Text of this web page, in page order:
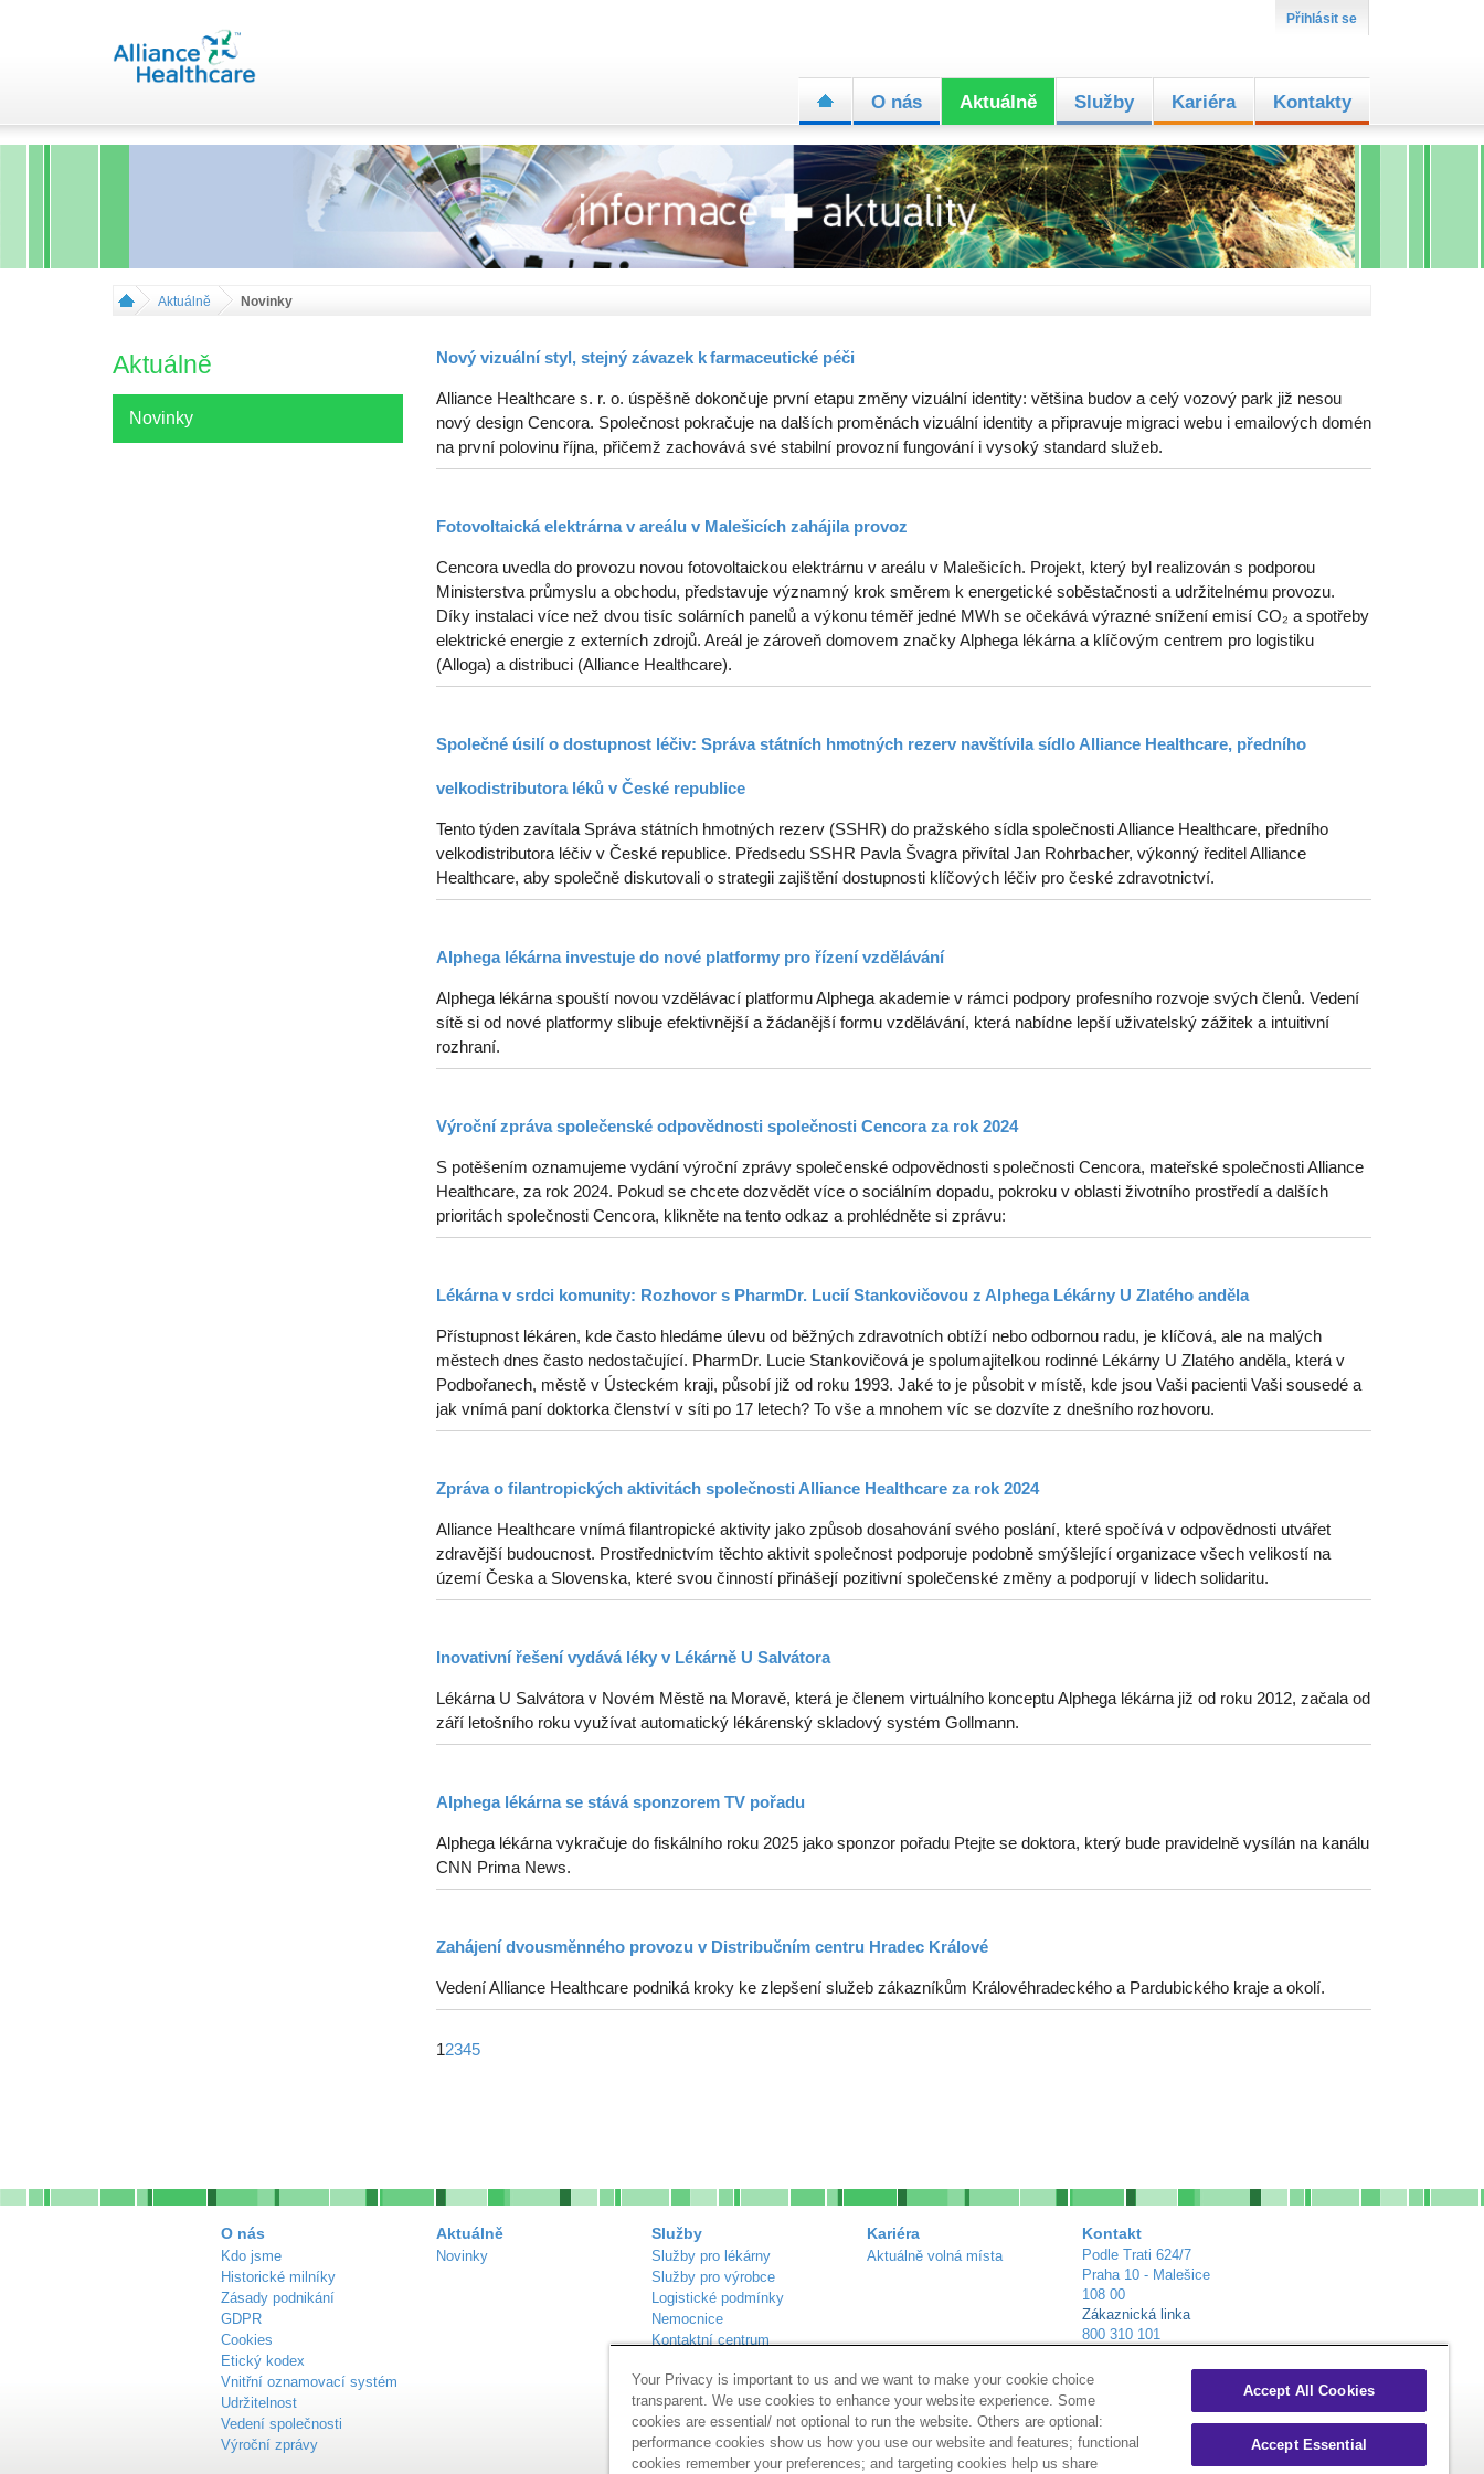
Přihlásit se
O nás Aktuálně Služby Kariéra Kontakty
Aktuálně Novinky
Aktuálně
Novinky
Nový vizuální styl, stejný závazek k farmaceutické péči
Alliance Healthcare s. r. o. úspěšně dokončuje první etapu změny vizuální identity: většina budov a celý vozový park již nesou
nový design Cencora. Společnost pokračuje na dalších proměnách vizuální identity a připravuje migraci webu i emailových domén
na první polovinu října, přičemž zachovává své stabilní provozní fungování i vysoký standard služeb.
Fotovoltaická elektrárna v areálu v Malešicích zahájila provoz
Cencora uvedla do provozu novou fotovoltaickou elektrárnu v areálu v Malešicích. Projekt, který byl realizován s podporou
Ministerstva průmyslu a obchodu, představuje významný krok směrem k energetické soběstačnosti a udržitelnému provozu.
Díky instalaci více než dvou tisíc solárních panelů a výkonu téměř jedné MWh se očekává výrazné snížení emisí CO₂ a spotřeby
elektrické energie z externích zdrojů. Areál je zároveň domovem značky Alphega lékárna a klíčovým centrem pro logistiku
(Alloga) a distribuci (Alliance Healthcare).
Společné úsilí o dostupnost léčiv: Správa státních hmotných rezerv navštívila sídlo Alliance Healthcare, předního
velkodistributora léků v České republice
Tento týden zavítala Správa státních hmotných rezerv (SSHR) do pražského sídla společnosti Alliance Healthcare, předního
velkodistributora léčiv v České republice. Předsedu SSHR Pavla Švagra přivítal Jan Rohrbacher, výkonný ředitel Alliance
Healthcare, aby společně diskutovali o strategii zajištění dostupnosti klíčových léčiv pro české zdravotnictví.
Alphega lékárna investuje do nové platformy pro řízení vzdělávání
Alphega lékárna spouští novou vzdělávací platformu Alphega akademie v rámci podpory profesního rozvoje svých členů. Vedení
sítě si od nové platformy slibuje efektivnější a žádanější formu vzdělávání, která nabídne lepší uživatelský zážitek a intuitivní
rozhraní.
Výroční zpráva společenské odpovědnosti společnosti Cencora za rok 2024
S potěšením oznamujeme vydání výroční zprávy společenské odpovědnosti společnosti Cencora, mateřské společnosti Alliance
Healthcare, za rok 2024. Pokud se chcete dozvědět více o sociálním dopadu, pokroku v oblasti životního prostředí a dalších
prioritách společnosti Cencora, klikněte na tento odkaz a prohlédněte si zprávu:
Lékárna v srdci komunity: Rozhovor s PharmDr. Lucií Stankovičovou z Alphega Lékárny U Zlatého anděla
Přístupnost lékáren, kde často hledáme úlevu od běžných zdravotních obtíží nebo odbornou radu, je klíčová, ale na malých
městech dnes často nedostačující. PharmDr. Lucie Stankovičová je spolumajitelkou rodinné Lékárny U Zlatého anděla, která v
Podbořanech, městě v Ústeckém kraji, působí již od roku 1993. Jaké to je působit v místě, kde jsou Vaši pacienti Vaši sousedé a
jak vnímá paní doktorka členství v síti po 17 letech? To vše a mnohem víc se dozvíte z dnešního rozhovoru.
Zpráva o filantropických aktivitách společnosti Alliance Healthcare za rok 2024
Alliance Healthcare vnímá filantropické aktivity jako způsob dosahování svého poslání, které spočívá v odpovědnosti utvářet
zdravější budoucnost. Prostřednictvím těchto aktivit společnost podporuje podobně smýšlející organizace všech velikostí na
území Česka a Slovenska, které svou činností přinášejí pozitivní společenské změny a podporují v lidech solidaritu.
Inovativní řešení vydává léky v Lékárně U Salvátora
Lékárna U Salvátora v Novém Městě na Moravě, která je členem virtuálního konceptu Alphega lékárna již od roku 2012, začala od
září letošního roku využívat automatický lékárenský skladový systém Gollmann.
Alphega lékárna se stává sponzorem TV pořadu
Alphega lékárna vykračuje do fiskálního roku 2025 jako sponzor pořadu Ptejte se doktora, který bude pravidelně vysílán na kanálu
CNN Prima News.
Zahájení dvousměnného provozu v Distribučním centru Hradec Králové
Vedení Alliance Healthcare podniká kroky ke zlepšení služeb zákazníkům Královéhradeckého a Pardubického kraje a okolí.
12345
O nás
Kdo jsme
Historické milníky
Zásady podnikání
GDPR
Cookies
Etický kodex
Vnitřní oznamovací systém
Udržitelnost
Vedení společnosti
Výroční zprávy
Aktuálně
Novinky
Služby
Služby pro lékárny
Služby pro výrobce
Logistické podmínky
Nemocnice
Kontaktní centrum
Inzerce lékáren
Kariéra
Aktuálně volná místa
Kontakt
Podle Trati 624/7
Praha 10 - Malešice
108 00
Zákaznická linka
800 310 101
+ Distribuční centra
Your Privacy is important to us and we want to make your cookie choice
transparent. We use cookies to enhance your website experience. Some
cookies are essential/ not optional to run the website. Others are optional:
performance cookies show us how you use our website and features; functional
cookies remember your preferences; and targeting cookies help us share
Accept All Cookies
Accept Essential